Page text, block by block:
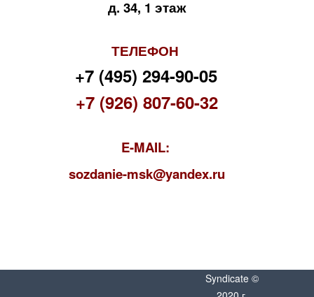
д. 34, 1 этаж
ТЕЛЕФОН
+7 (495) 294-90-05
+7 (926) 807-60-32
E-MAIL:
sozdanie-msk@yandex.ru
Syndicate ©